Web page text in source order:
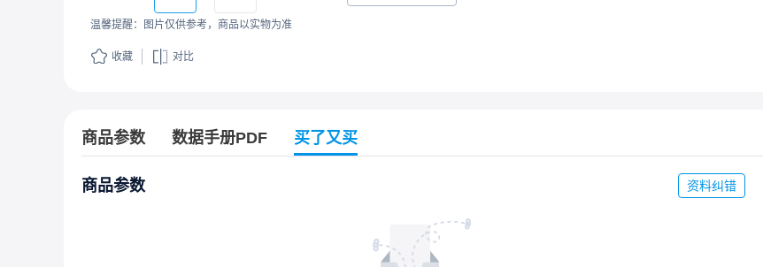
温馨提醒：图片仅供参考，商品以实物为准
收藏 对比
商品参数 数据手册PDF 买了又买
商品参数 资料纠错